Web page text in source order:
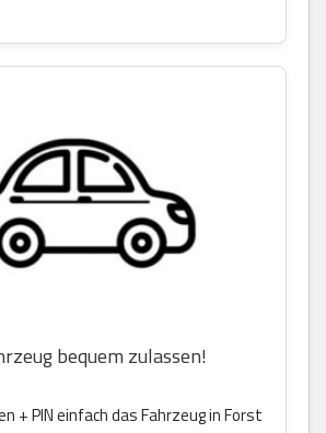
bequem zulassen!
+ PIN einfach das Fahrzeug in Forst